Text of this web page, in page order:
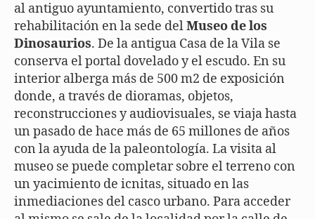
al antiguo ayuntamiento, convertido tras su
rehabilitación en la sede delMuseo de los
Dinosaurios. De la antigua Casa de la Vila se
conserva el portal dovelado y el escudo. En su
interior alberga más de 500 m2 de exposición
donde, a través de dioramas, objetos,
reconstrucciones y audiovisuales, se viaja hasta
un pasado de hace más de 65 millones de años
con la ayuda de la paleontología. La visita al
museo se puede completar sobre el terreno con
un yacimiento de icnitas, situado en las
inmediaciones del casco urbano. Para acceder